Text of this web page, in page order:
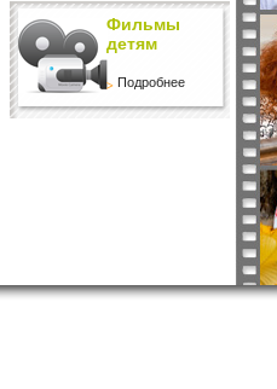
Фильмы
детям
Подробнее